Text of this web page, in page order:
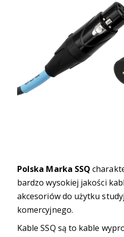
Polska Marka SSQ
bardzo wysokiej jakości
akcesoriów do użytku
komercyjnego.
Kable SSQ są to kable